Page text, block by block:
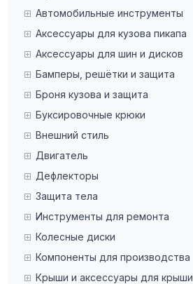
Автомобильные инструменты
Аксессуары для кузова пикапа
Аксессуары для шин и дисков
Бамперы, решётки и защита
Броня кузова и защита
Буксировочные крюки
Внешний стиль
Двигатель
Дефлекторы
Защита тела
Инструменты для ремонта
Колесные диски
Компоненты для производства
Крыши и аксессуары для крыши